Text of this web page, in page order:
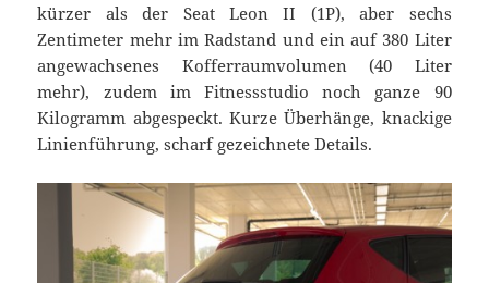
kürzer als der Seat Leon II (1P), aber sechs
Zentimeter mehr im Radstand und ein auf 380 Liter
angewachsenes Kofferraumvolumen (40 Liter
mehr), zudem im Fitnessstudio noch ganze 90
Kilogramm abgespeckt. Kurze Überhänge, knackige
Linienführung, scharf gezeichnete Details.